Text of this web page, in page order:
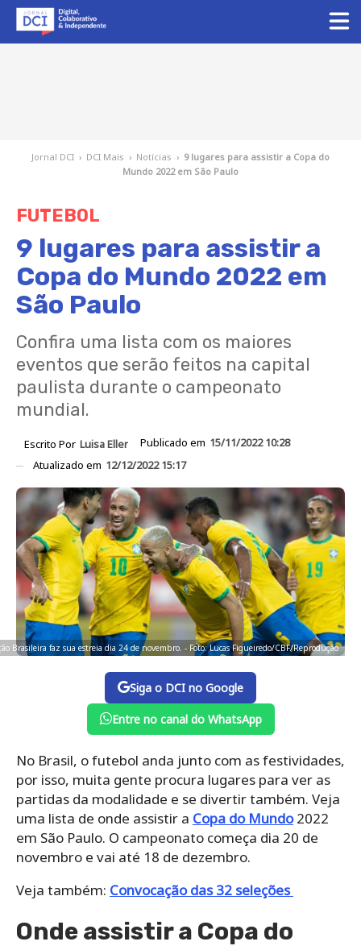
Jornal DCI › DCI Mais › Notícias › 9 lugares para assistir a Copa do
Mundo 2022 em São Paulo
FUTEBOL
9 lugares para assistir a
Copa do Mundo 2022 em
São Paulo
Confira uma lista com os maiores
eventos que serão feitos na capital
paulista durante o campeonato
mundial.
Escrito Por Luisa Eller Publicado em 15/11/2022 10:28
Atualizado em 12/12/2022 15:17
Brasileira faz sua estreia dia 24 de novembro. - Foto: Lucas Figueiredo/CBF/Reprodução
Siga o DCI no Google
Entre no canal do WhatsApp
No Brasil, o futebol anda junto com as festividades,
por isso, muita gente procura lugares para ver as
partidas da modalidade e se divertir também. Veja
uma lista de onde assistir a Copa do Mundo2022
em São Paulo. O campeonato começa dia 20 de
novembro e vai até 18 de dezembro.
Veja também: Convocação das 32 seleções
Onde assistir a Copa do